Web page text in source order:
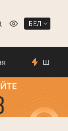
БЕЛ
Штармавое